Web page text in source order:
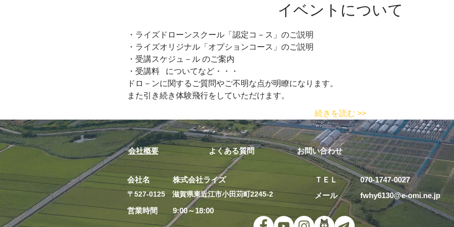
イベントについて
・ライズドローンスクール「認定コ－ス」のご説明
・ライズオリジナル「オプションコース」のご説明
・受講スケジュ－ル のご案内
・受講料   についてなど・・・
ドロ－ンに関するご質問やご不明な点が明瞭になります。
また引き続き体験飛行をしていただけます。
続きを読む >>
会社概要 よくある質問 お問い合わせ
会社名 株式会社ライズ ＴＥＬ 070-1747-0027
​〒527-0125 滋賀県東近江市小田苅町2245-2
メール fwhy6130@e-
営業時間 9:00～18:00